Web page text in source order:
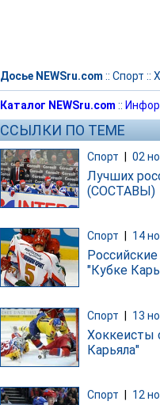
Досье NEWSru.com :: Спорт ::
Каталог NEWSru.com ::
ССЫЛКИ ПО ТЕМЕ
Спорт 02
Лучших
(СОСТАВЫ)
Спорт 14
"Кубке
Спорт | 13
Хоккеисты
Карьяла"
Спорт 12